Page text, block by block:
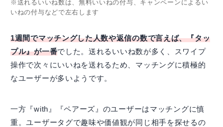
※送れるいいね数は、無料いいねの付与、キャンペーンによるい
いねの付与などで左右します
1週間でマッチングした人数や返信の数で言えば、『タッ
プル』が一番でした。送れるいいね数が多く、スワイプ
操作で次々にいいねを送れるため、マッチングに積極的
なユーザーが多いようです。
一方『with』『ペアーズ』のユーザーはマッチングに慎
重。ユーザータグで趣味や価値観が同じ相手を探せるの